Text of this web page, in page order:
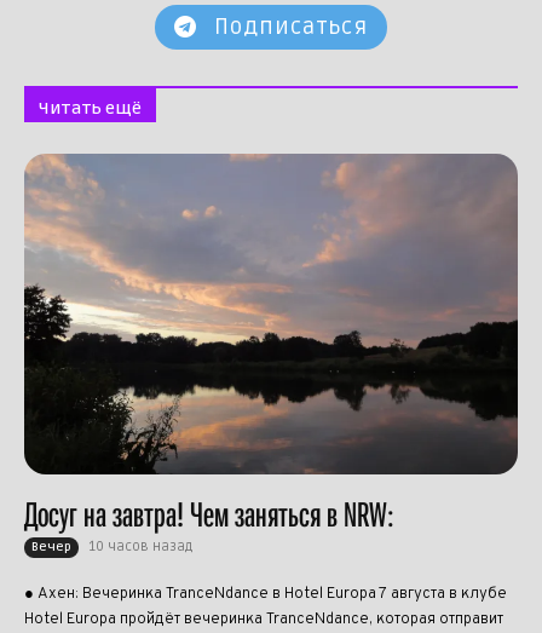
Подписаться
Читать ещё
Досуг на завтра! Чем заняться в NRW:
Вечер 10 часов назад
● Ахен: Вечеринка TranceNdance в Hotel Europa 7 августа в клубе
Hotel Europa пройдёт вечеринка TranceNdance, которая отправит